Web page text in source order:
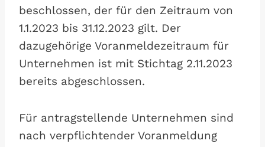
beschlossen, der für den Zeitraum von
1.1.2023 bis 31.12.2023 gilt. Der
dazugehörige Voranmeldezeitraum für
Unternehmen ist mit Stichtag 2.11.2023
bereits abgeschlossen.
Für antragstellende Unternehmen sind
nach verpflichtender Voranmeldung